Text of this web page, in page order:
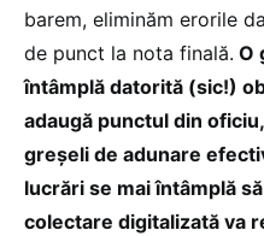
barem, eliminăm erorile
de punct la nota finală. O
întâmplă datorită (sic!)
adaugă punctul din
greșeli de adunare
lucrări se mai întâmplă
colectare digitalizată va